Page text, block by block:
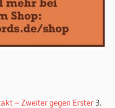
– Zweiter gegen Erster 3.